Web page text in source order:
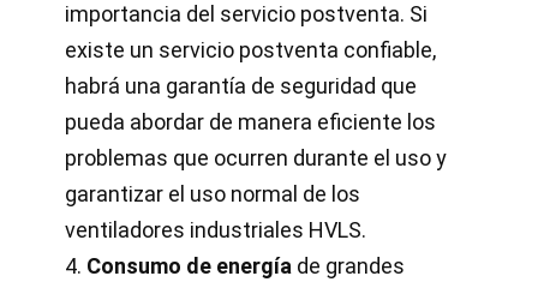
importancia del servicio postventa. Si
existe un servicio postventa confiable,
habrá una garantía de seguridad que
pueda abordar de manera eficiente los
problemas que ocurren durante el uso y
garantizar el uso normal de los
ventiladores industriales HVLS.
4. Consumo de energía de grandes